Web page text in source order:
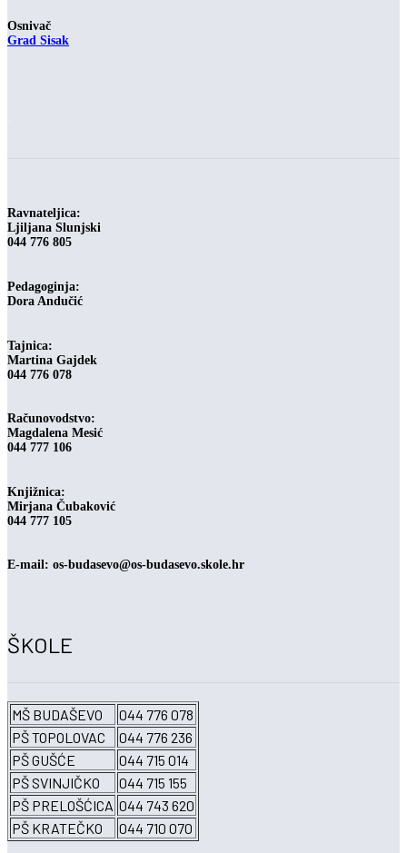
Osnivač
Grad Sisak
Ravnateljica:
Ljiljana Slunjski
044 776 805
Pedagoginja:
Dora Andučić
Tajnica:
Martina Gajdek
044 776 078
Računovodstvo:
Magdalena Mesić
044 777 106
Knjižnica:
Mirjana Čubaković
044 777 105
E-mail: os-budasevo@os-budasevo.skole.hr
ŠKOLE
MŠ BUDAŠEVO
044 776 078
PŠ TOPOLOVAC
044 776 236
PŠ GUŠĆE
044 715 014
PŠ SVINJIČKO
044 715 155
PŠ PRELOŠĆICA 044 743 620
PŠ KRATEČKO
044 710 070